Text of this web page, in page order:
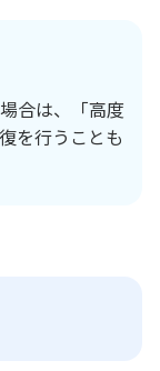
合は、「高度
を行うことも